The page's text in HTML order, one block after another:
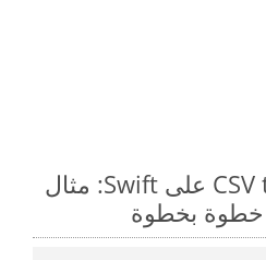
كيفية تحويل CSV to XPS على Swift: مثال
خطوة بخطوة